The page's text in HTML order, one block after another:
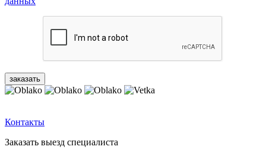
Контакты
Заказать выезд специалиста